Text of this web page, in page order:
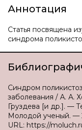
Аннотация
Статья посвящена
синдрома
Синдром
заболевания / А. А.
Груздева [и др.]. —
Молодой ученый. —
URL: https://